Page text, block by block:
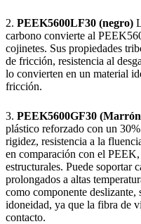
2. PEEK5600LF30 (negro)
carbono convierte al
cojinetes. Sus propiedades
de fricción, resistencia al
lo convierten en un material
fricción.
3. PEEK5600GF30
plástico reforzado con un
rigidez, resistencia a la
en comparación con el
estructurales. Puede soportar
prolongados a altas
como componente deslizante,
idoneidad, ya que la fibra de
contacto.